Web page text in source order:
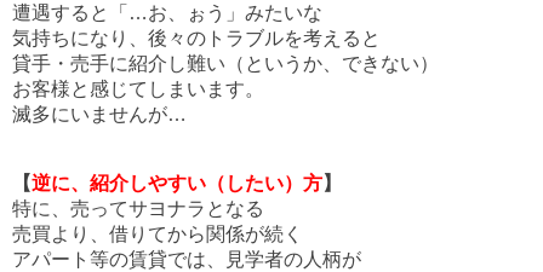
遭遇すると「…お、ぉう」みたいな
気持ちになり、後々のトラブルを考えると
貸手・売手に紹介し難い（というか、できない）
お客様と感じてしまいます。
滅多にいませんが…
【逆に、紹介しやすい（したい）方】
特に、売ってサヨナラとなる
売買より、借りてから関係が続く
アパート等の賃貸では、見学者の人柄が